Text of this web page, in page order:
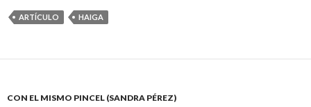
ARTÍCULO HAIGA
CON EL MISMO PINCEL (SANDRA PÉREZ)